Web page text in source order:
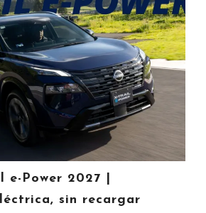
e-Power 2027 |
sin recargar